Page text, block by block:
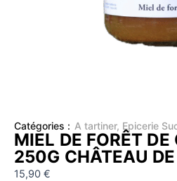
Catégories : A tartiner, Epicerie
MIEL DE FORÊT
250G CHÂTEAU
15,90 €